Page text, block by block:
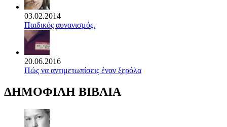
03.02.2014
Παιδικός αυνανισμός.
20.06.2016
Πώς να αντιμετωπίσεις έναν ξερόλα
ΔΗΜΟΦΙΛΗ ΒΙΒΛΙΑ